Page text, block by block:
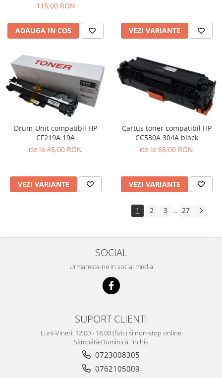
115,00 RON
ADAUGA IN COS VEZI VARIANTE
Drum-Unit compatibil HP
CF219A 19A
de la 45,00 RON
VEZI VARIANTE
Cartus toner compatibil HP
CC530A 304A black
de la 65,00 RON
VEZI VARIANTE
1 2 3 ... 27
SOCIAL
Urmareste-ne in social media
SUPORT CLIENTI
Luni-Vineri: 12.00 - 16.00 (fizic) si non-stop online
Sâmbătă-Duminică: închis
0723008305
0762105009